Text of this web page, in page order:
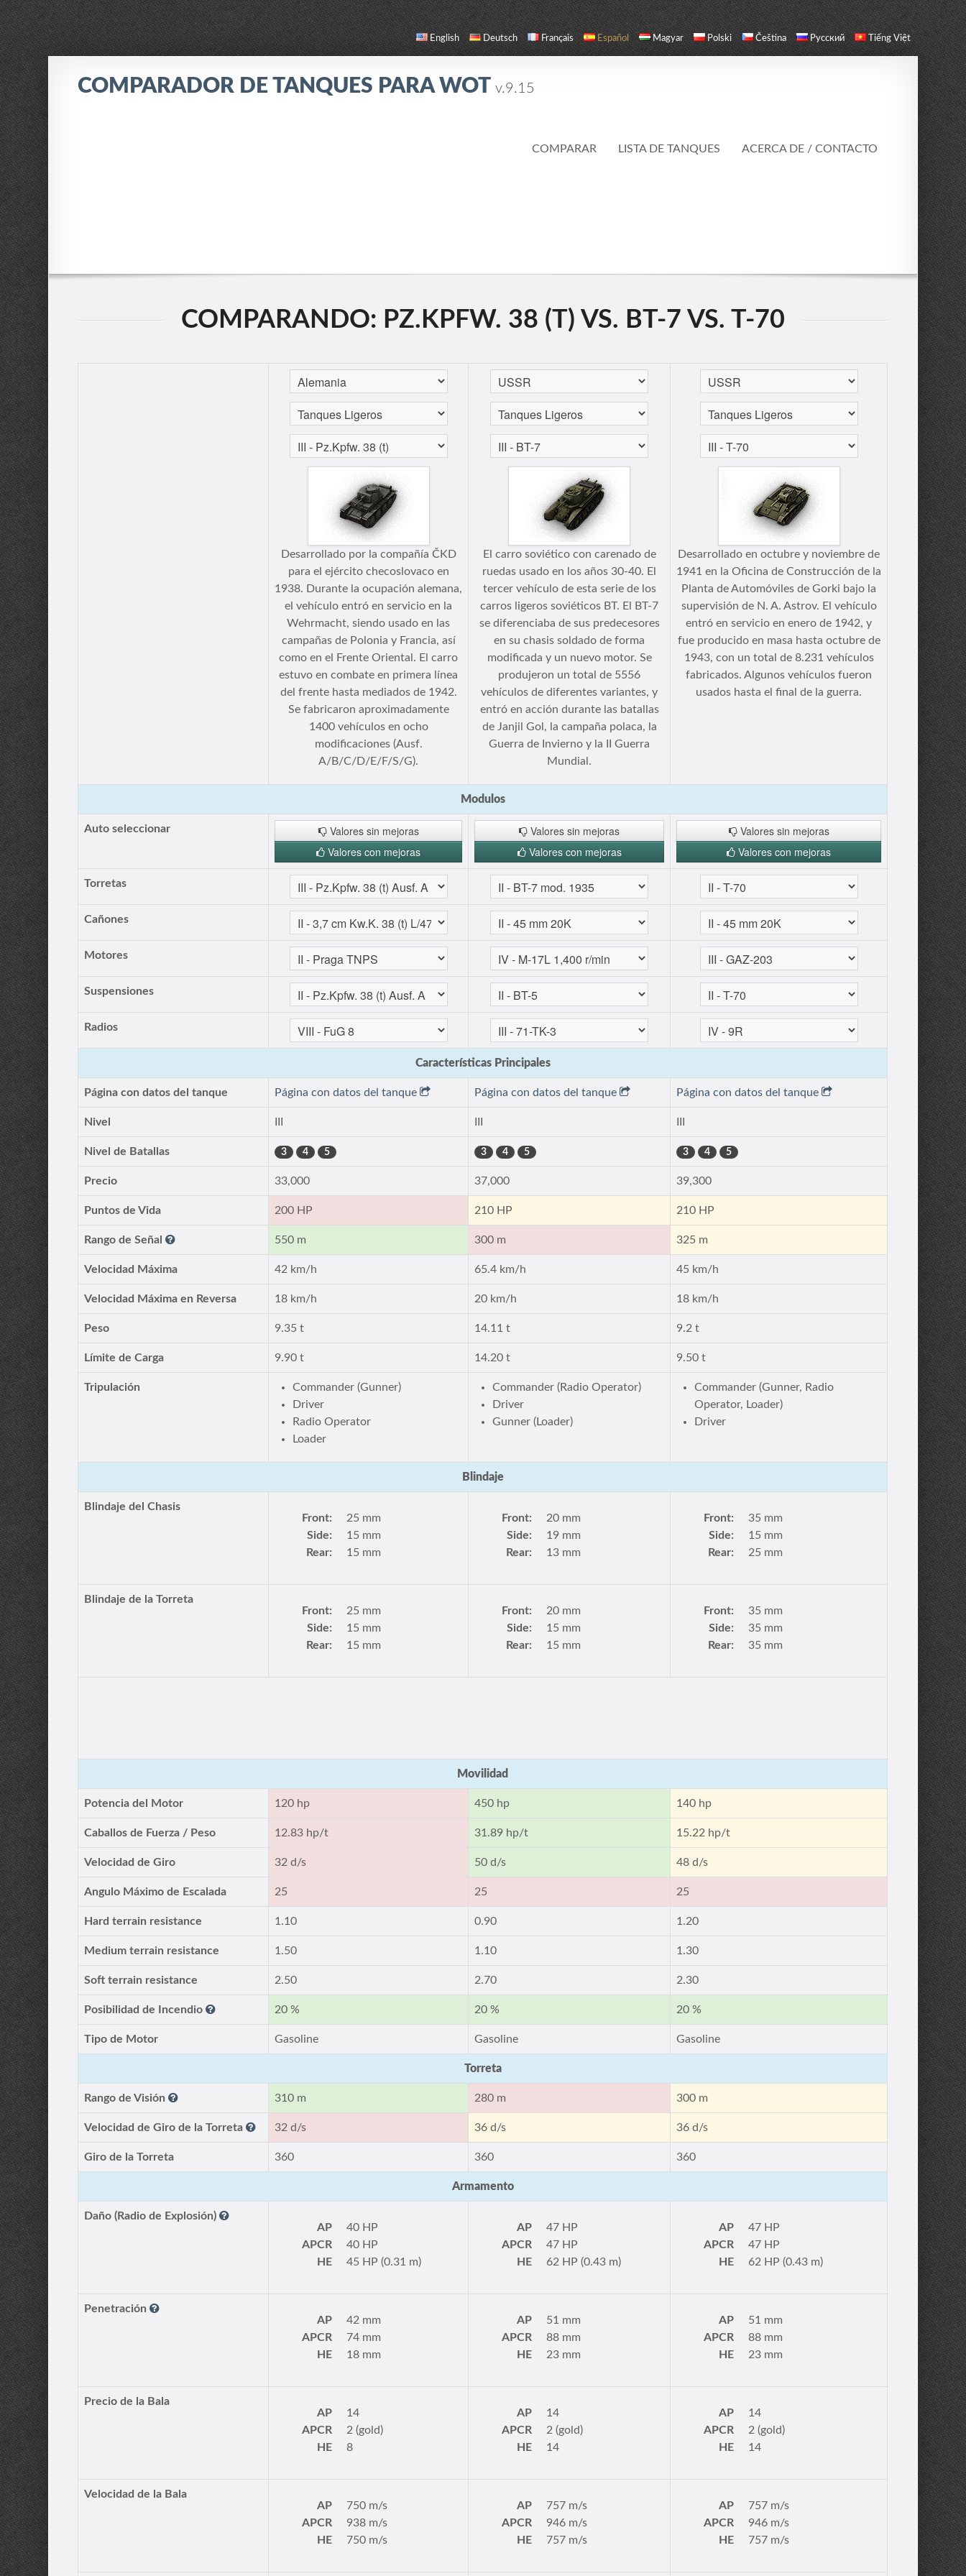
English Deutsch Français Español Magyar Polski Čeština Русский Tiếng Việt
COMPARADOR DE TANQUES PARA WOTv.9.15
COMPARAR LISTA DE TANQUES ACERCA DE / CONTACTO
COMPARANDO: PZ.KPFW. 38 (T) VS. BT-7 VS. T-70
Desarrollado por la compañía ČKD
para el ejército checoslovaco en
1938. Durante la ocupación alemana,
el vehículo entró en servicio en la
Wehrmacht, siendo usado en las
campañas de Polonia y Francia, así
como en el Frente Oriental. El carro
estuvo en combate en primera línea
del frente hasta mediados de 1942.
Se fabricaron aproximadamente
1400 vehículos en ocho
modificaciones (Ausf.
A/B/C/D/E/F/S/G).
El carro soviético con carenado de
ruedas usado en los años 30-40. El
tercer vehículo de esta serie de los
carros ligeros soviéticos BT. El BT-7
se diferenciaba de sus predecesores
en su chasis soldado de forma
modificada y un nuevo motor. Se
produjeron un total de 5556
vehículos de diferentes variantes, y
entró en acción durante las batallas
de Janjil Gol, la campaña polaca, la
Guerra de Invierno y la II Guerra
Mundial.
Desarrollado en octubre y noviembre de
1941 en la Oficina de Construcción de la
Planta de Automóviles de Gorki bajo la
supervisión de N. A. Astrov. El vehículo
entró en servicio en enero de 1942, y
fue producido en masa hasta octubre de
1943, con un total de 8.231 vehículos
fabricados. Algunos vehículos fueron
usados hasta el final de la guerra.
Modulos
Auto seleccionar
Valores sin mejoras
Valores con mejoras
Valores sin mejoras
Valores con mejoras
Valores sin mejoras
Valores con mejoras
Torretas
Cañones
Motores
Suspensiones
Radios
Características Principales
Página con datos del tanque Página con datos del tanque Página con datos del tanque Página con datos del tanque
Nivel
Nivel de Batallas 3 4 5 3 4 5 3 4 5
Precio 33,000 37,000 39,300
Puntos de Vida 200 HP 210 HP 210 HP
Rango de Señal 550 m 300 m 325 m
Velocidad Máxima 42 km/h 65.4 km/h 45 km/h
Velocidad Máxima en Reversa 18 km/h 20 km/h 18 km/h
Peso 9.35 t 14.11 t 9.2 t
Límite de Carga 9.90 t 14.20 t 9.50 t
Tripulación
Commander (Gunner)
Driver
Radio Operator
Loader
Commander (Radio Operator)
Driver
Gunner (Loader)
Commander (Gunner, Radio
Operator, Loader)
Driver
Blindaje
Blindaje del Chasis
Front:
25 mm
Side:
15 mm
Rear:
15 mm
Front:
20 mm
Side:
19 mm
Rear:
13 mm
Front:
35 mm
Side:
15 mm
Rear:
25 mm
Blindaje de la Torreta
Front:
25 mm
Side:
15 mm
Rear:
15 mm
Front:
20 mm
Side:
15 mm
Rear:
15 mm
Front:
35 mm
Side:
35 mm
Rear:
35 mm
Movilidad
Potencia del Motor 120 hp 450 hp 140 hp
Caballos de Fuerza / Peso 12.83 hp/t 31.89 hp/t 15.22 hp/t
Velocidad de Giro 32 d/s 50 d/s 48 d/s
Angulo Máximo de Escalada 25 25 25
Hard terrain resistance 1.10 0.90 1.20
Medium terrain resistance 1.50 1.10 1.30
Soft terrain resistance 2.50 2.70 2.30
Posibilidad de Incendio 20 % 20 % 20 %
Tipo de Motor Gasoline Gasoline Gasoline
Torreta
Rango de Visión 310 m 280 m 300 m
Velocidad de Giro de la Torreta 32 d/s 36 d/s 36 d/s
Giro de la Torreta 360 360 360
Armamento
Daño (Radio de Explosión)
AP
40 HP
APCR
40 HP
HE
45 HP (0.31 m)
AP
47 HP
APCR
47 HP
HE
62 HP (0.43 m)
AP
47 HP
APCR
47 HP
HE
62 HP (0.43 m)
Penetración
AP
42 mm
APCR
74 mm
HE
18 mm
AP
51 mm
APCR
88 mm
HE
23 mm
AP
51 mm
APCR
88 mm
HE
23 mm
Precio de la Bala
AP
14
APCR
2 (gold)
HE
8
AP
14
APCR
2 (gold)
HE
14
AP
14
APCR
2 (gold)
HE
14
Velocidad de la Bala
AP
750 m/s
APCR
938 m/s
HE
750 m/s
AP
757 m/s
APCR
946 m/s
HE
757 m/s
AP
757 m/s
APCR
946 m/s
HE
757 m/s